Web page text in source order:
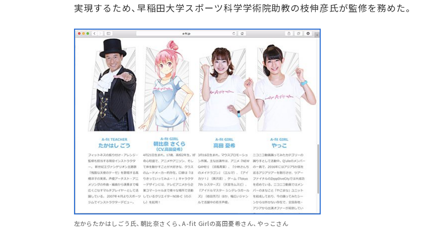
実現するため、早稲田大学スポーツ科学学術院助教の枝伸彦氏が監修を務めた。
左からたかはしごう氏、朝比奈さくら、A-fit Girlの高田憂希さん、やっこさん